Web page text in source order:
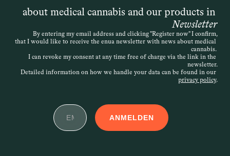
Newsletter
By entering my email address and clicking "Register now" I confirm,
that I would like to receive the enua newsletter with news about medical
cannabis.
I can revoke my consent at any time free of charge via the link in the
newsletter.
privacy policy.
ANMELDEN